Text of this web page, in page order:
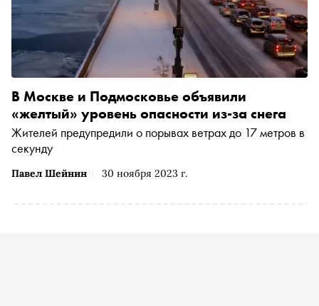
Павел Шейнин 30 ноября 2023 г.
В Москве и Подмосковье объявили
«желтый» уровень опасности из‑за снега
Жителей предупредили о порывах ветрах до 17 метров в
секунду